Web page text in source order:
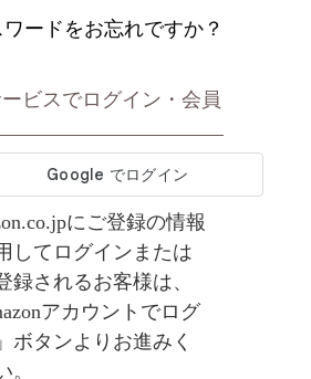
ードをお忘れですか？
ビスでログイン・会員
にご登録の情報
してログインまたは
録されるお客様は、
アカウントでログ
ボタンよりお進みく
。